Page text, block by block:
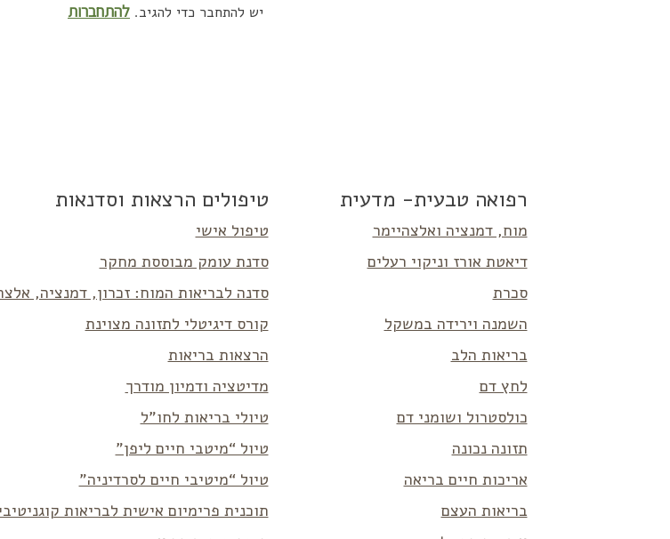
יש להתחבר כדי להגיב. להתחברות
טיפולים הרצאות וסדנאות
טיפול אישי
סדנת עומק מבוססת מחקר
סדנה לבריאות המוח: זכרון, דמנציה,
קורס דיגיטלי לתזונה מצוינת
הרצאות בריאות
מדיטציה ודמיון מודרך
טיולי בריאות לחו”ל
טיול “מיטבי חיים ליפן”
טיול “מיטיבי חיים לסרדיניה”
תוכנית פרימיום אישית לבריאות
רפואה טבעית- מדעית
מוח, דמנציה ואלצהיימר
דיאטת אורז וניקוי רעלים
סכרת
השמנה וירידה במשקל
בריאות הלב
לחץ דם
כולסטרול ושומני דם
תזונה נכונה
אריכות חיים בריאה
בריאות העצם